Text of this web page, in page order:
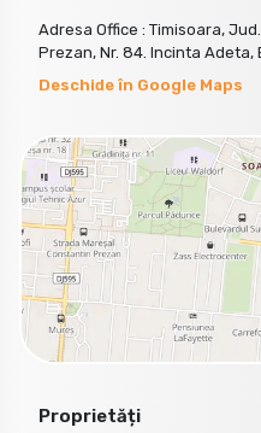
Adresa Office : Timisoara,
Prezan, Nr. 84. Incinta Adeta,
Deschide în Google Maps
Proprietăți